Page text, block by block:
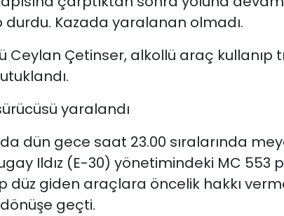
durdu. Kazada yaralanan olmadı.
Ceylan Çetinser, alkollü araç kullanıp
yaralandı
dün gece saat 23.00 sıralarında
Ildız (E-30) yönetimindeki MC 553
düz giden araçlara öncelik hakkı
geçti.